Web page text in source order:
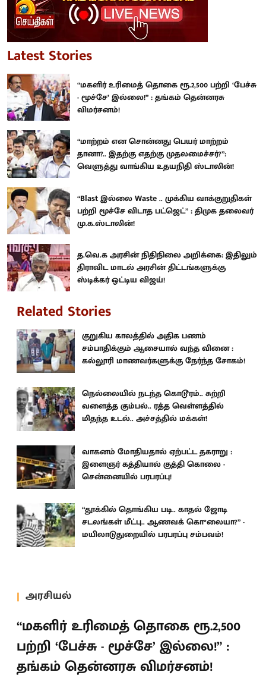
Latest Stories
“மகளிர் உரிமைத் தொகை ரூ.2,500 பற்றி ‘பேச்சு
- மூச்சே’ இல்லை!” : தங்கம் தென்னரசு
விமர்சனம்!
“மாற்றம் என சொன்னது பெயர் மாற்றம்
தானா?.. இதற்கு எதற்கு முதலமைச்சர்?”:
வெளுத்து வாங்கிய உதயநிதி ஸ்டாலின்!
“Blast இல்லை Waste .. முக்கிய வாக்குறுதிகள்
பற்றி மூச்சே விடாத பட்ஜெட்” : திமுக தலைவர்
மு.க.ஸ்டாலின்!
த.வெ.க அரசின் நிதிநிலை அறிக்கை: இதிலும்
திராவிட மாடல் அரசின் திட்டங்களுக்கு
ஸ்டிக்கர் ஒட்டிய விஜய்!
Related Stories
குறுகிய காலத்தில் அதிக பணம்
சம்பாதிக்கும் ஆசையால் வந்த வினை :
கல்லூரி மாணவர்களுக்கு நேர்ந்த சோகம்!
நெல்லையில் நடந்த கொடூரம்.. சுற்றி
வளைத்த கும்பல்.. ரத்த வெள்ளத்தில்
மிதந்த உடல்.. அச்சத்தில் மக்கள்!
வாகனம் மோதியதால் ஏற்பட்ட தகராறு :
இளைஞர் கத்தியால் குத்தி கொலை -
சென்னையில் பரபரப்பு!
“தூக்கில் தொங்கிய படி.. காதல் ஜோடி
சடலங்கள் மீட்பு.. ஆணவக் கொ*லையா?” -
மயிலாடுதுறையில் பரபரப்பு சம்பவம்!
அரசியல்
“மகளிர் உரிமைத் தொகை ரூ.2,500
பற்றி ‘பேச்சு - மூச்சே’ இல்லை!” :
தங்கம் தென்னரசு விமர்சனம்!